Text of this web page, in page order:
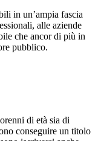
in un’ampia fascia
alle aziende
che ancor di più in
pubblico.
di età sia di
conseguire un titolo